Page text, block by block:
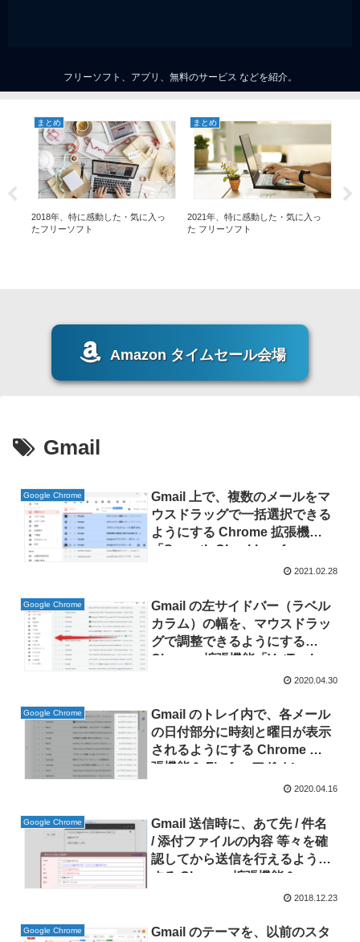
フリーソフト、アプリ、無料のサービス などを紹介。
まとめ
2018年、特に感動した・気に入っ
たフリーソフト
まとめ
2021年、特に感動した・気に入っ
た フリーソフト
Amazon タイムセール会場
Gmail
Google Chrome
Gmail 上で、複数のメールをマ
ウスドラッグで一括選択できる
ようにする Chrome 拡張機能
「Smooth Checkbox for
2021.02.28
Google Chrome
Gmail の左サイドバー（ラベル
カラム）の幅を、マウスドラッ
グで調整できるようにする
Chrome 拡張機能「VetTools
2020.04.30
Google Chrome
Gmail のトレイ内で、各メール
の日付部分に時刻と曜日が表示
されるようにする Chrome 拡
張機能＆ Firefox アドオン
2020.04.16
Google Chrome
Gmail 送信時に、あて先 / 件名
/ 添付ファイルの内容 等々を確
認してから送信を行えるように
する Chrome 拡張機能＆
Firefox アドオン「GMailSend
2018.12.23
Google Chrome
Gmail のテーマを、以前のスタ